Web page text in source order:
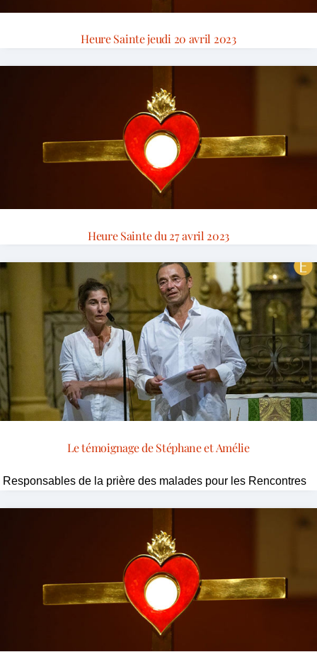
Heure Sainte jeudi 20 avril 2023
Heure Sainte du 27 avril 2023
Le témoignage de Stéphane et Amélie
Responsables de la prière des malades pour les Rencontres